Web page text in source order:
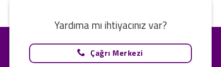
Yardıma mı ihtiyacınız var?
Çağrı Merkezi